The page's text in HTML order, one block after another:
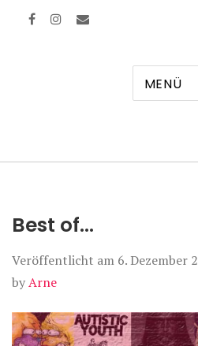
MENÜ
Best of…
Veröffentlicht am 6. Dezember
byArne